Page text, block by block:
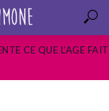
CE QUE L’AGE FAIT